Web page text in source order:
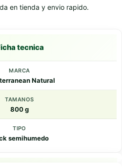
en tienda y envio rapido.
tecnica
MARCA
Natural
TAMANOS
800 g
TIPO
semihumedo